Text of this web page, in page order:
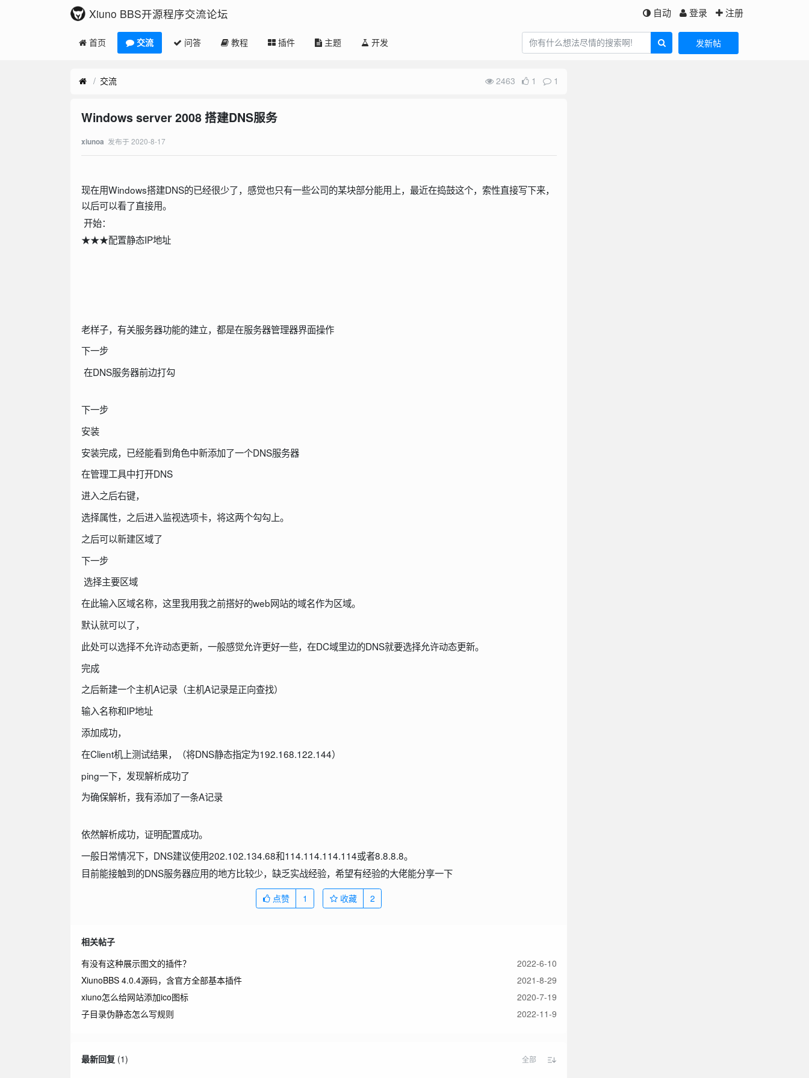
Xiuno BBS开源程序交流论坛 自动 登录 注册
首页 交流 问答 教程 插件 主题 开发 发新帖
交流 2463 1 1
Windows server 2008 搭建DNS服务
xiunoa 发布于 2020-8-17
现在用Windows搭建DNS的已经很少了，感觉也只有一些公司的某块部分能用上，最近在捣鼓这个，索性直接写下来，
以后可以看了直接用。
开始：
★★★配置静态IP地址
老样子，有关服务器功能的建立，都是在服务器管理器界面操作
下一步
在DNS服务器前边打勾
下一步
安装
安装完成，已经能看到角色中新添加了一个DNS服务器
在管理工具中打开DNS
进入之后右键，
选择属性，之后进入监视选项卡，将这两个勾勾上。
之后可以新建区域了
下一步
选择主要区域
在此输入区域名称，这里我用我之前搭好的web网站的域名作为区域。
默认就可以了，
此处可以选择不允许动态更新，一般感觉允许更好一些，在DC域里边的DNS就要选择允许动态更新。
完成
之后新建一个主机A记录（主机A记录是正向查找）
输入名称和IP地址
添加成功，
在Client机上测试结果，（将DNS静态指定为192.168.122.144）
ping一下，发现解析成功了
为确保解析，我有添加了一条A记录
依然解析成功，证明配置成功。
一般日常情况下，DNS建议使用202.102.134.68和114.114.114.114或者8.8.8.8。
目前能接触到的DNS服务器应用的地方比较少，缺乏实战经验，希望有经验的大佬能分享一下
点赞 1 收藏 2
相关帖子
有没有这种展示图文的插件？
2022-6-10
XiunoBBS 4.0.4源码，含官方全部基本插件
2021-8-29
xiuno怎么给网站添加ico图标
2020-7-19
子目录伪静态怎么写规则
2022-11-9
最新回复(1) 全部